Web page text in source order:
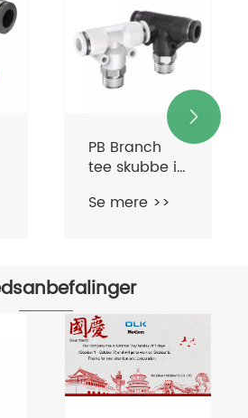
PB Branch
tee skubbe i
Se mere >>
